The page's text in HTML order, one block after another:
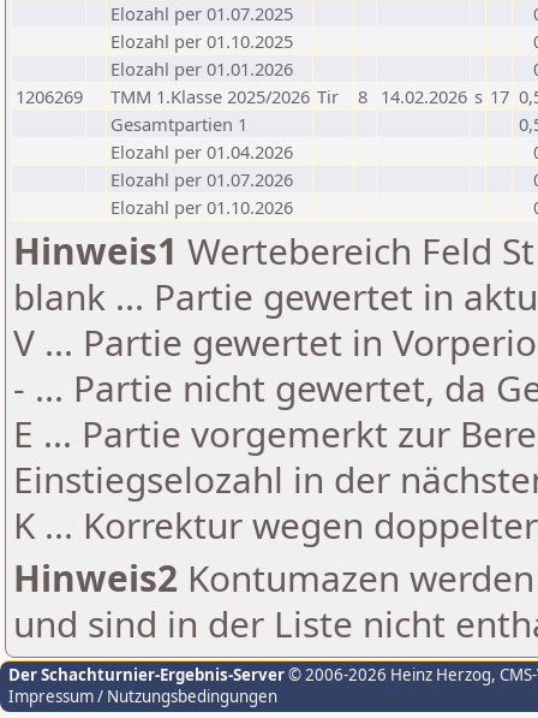
Elozahl per 01.07.2025
Elozahl per 01.10.2025
Elozahl per 01.01.2026
1206269
TMM 1.Klasse 2025/2026 Tir 8 14.02.2026 s 17
Gesamtpartien 1
Elozahl per 01.04.2026
Elozahl per 01.07.2026
Elozahl per 01.10.2026
Hinweis1 Wertebereich Feld
blank ... Partie gewertet in
V ... Partie gewertet in
- ... Partie nicht gewertet, da
E ... Partie vorgemerkt zur
Einstiegselozahl in der
K ... Korrektur wegen
Hinweis2 Kontumazen
und sind in der Liste nicht
Der Schachturnier-Ergebnis-Server© 2006-2026 Heinz Herzog,
Impressum / Nutzungsbedingungen